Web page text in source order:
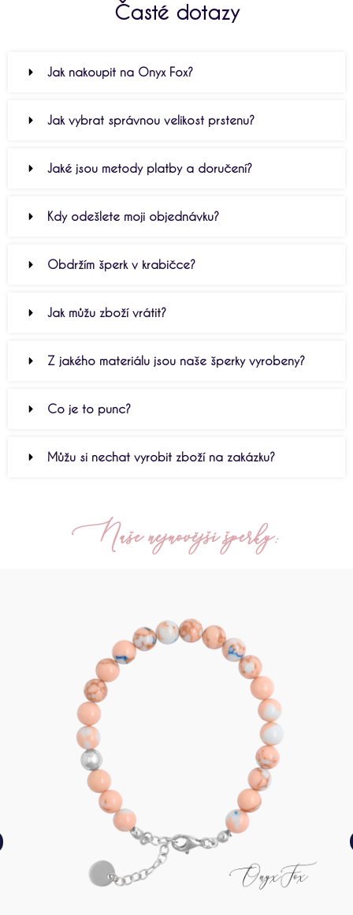
Časté dotazy
Jak nakoupit na Onyx Fox?
Jak vybrat správnou velikost prstenu?
Jaké jsou metody platby a doručení?
Kdy odešlete moji objednávku?
Obdržím šperk v krabičce?
Jak můžu zboží vrátit?
Z jakého materiálu jsou naše šperky vyrobeny?
Co je to punc?
Můžu si nechat vyrobit zboží na zakázku?
Naše nejnovější šperky: